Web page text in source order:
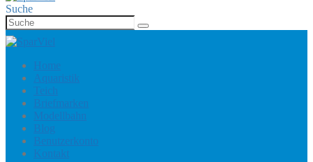
Suche
Home
Aquaristik
Teich
Briefmarken
Modellbahn
Blog
Benutzerkonto
Kontakt